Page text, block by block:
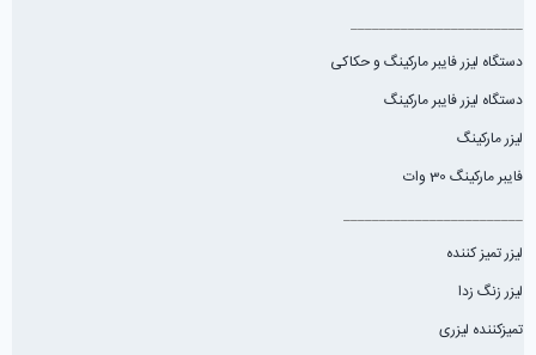
________________________
دستگاه لیزر فایبر مارکینگ و حکاکی
دستگاه لیزر فایبر مارکینگ
لیزر مارکینگ
فایبر مارکینگ 30 وات
_________________________
لیزر تمیز کننده
لیزر زنگ زدا
تمیزکننده لیزری